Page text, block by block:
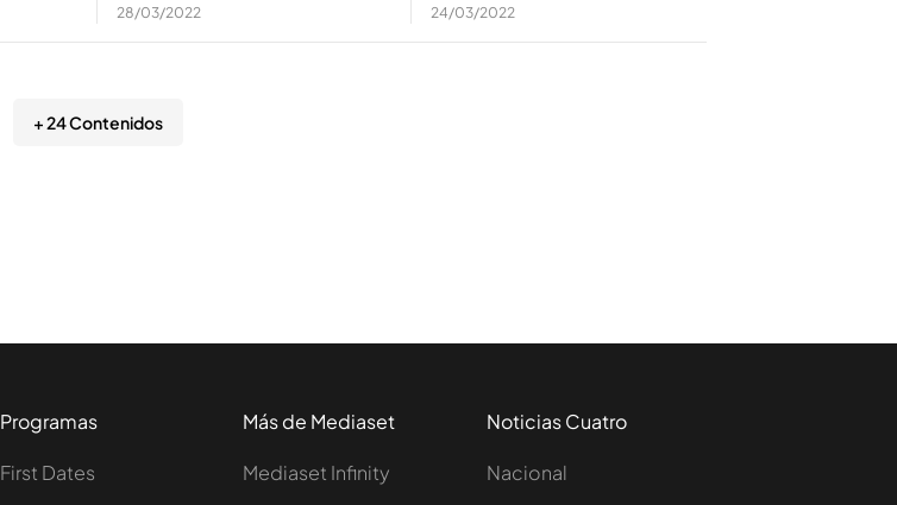
28/03/2022 24/03/2022
+ 24 Contenidos
Programas
First Dates
Más de Mediaset
Mediaset Infinity
Noticias Cuatro
Nacional